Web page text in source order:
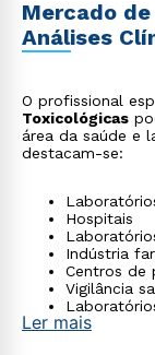
Mercado
Análises
O profissional
Toxicológicas
área da saúde e
destacam-se:
Hospitais
Indústria
Centros de
Vigilância
Controle de
Ler mais